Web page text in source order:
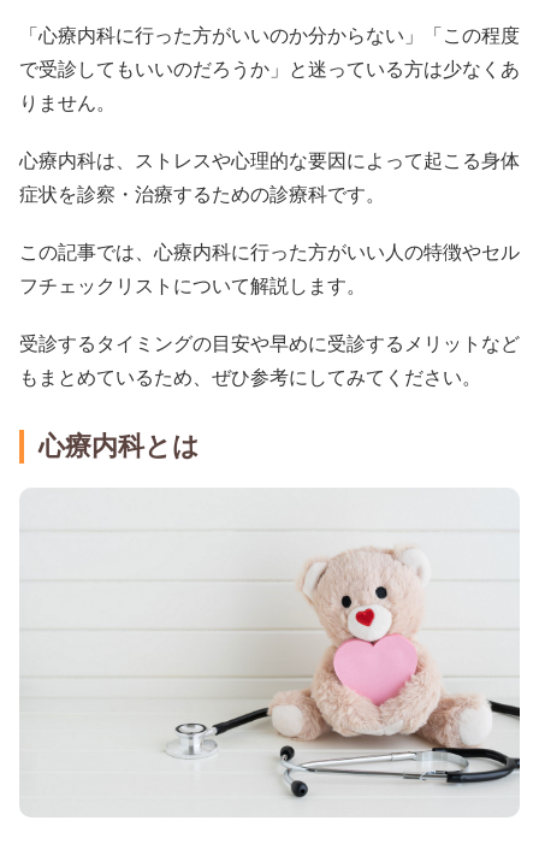
「心療内科に行った方がいいのか分からない」「この程度
で受診してもいいのだろうか」と迷っている方は少なくあ
りません。
心療内科は、ストレスや心理的な要因によって起こる身体
症状を診察・治療するための診療科です。
この記事では、心療内科に行った方がいい人の特徴やセル
フチェックリストについて解説します。
受診するタイミングの目安や早めに受診するメリットなど
もまとめているため、ぜひ参考にしてみてください。
心療内科とは